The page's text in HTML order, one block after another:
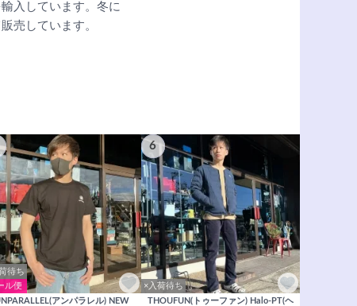
入しています。冬に
売しています。
待ち
ル便
アンパラレル) NEW
6
×入荷待ち
THOUFUN(トゥーファン) Halo-PT(ヘ